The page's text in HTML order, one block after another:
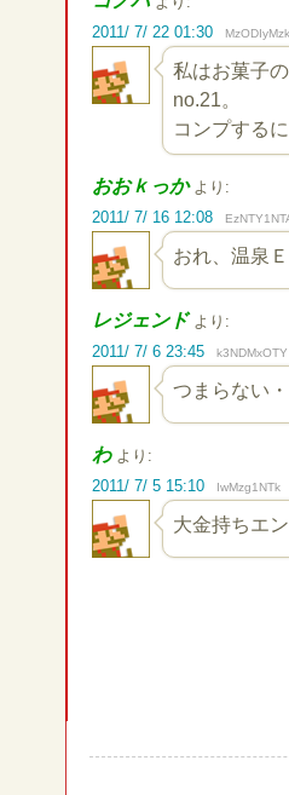
2011/ 7/ 22 01:30
MzODIyMzk
私はお菓子
no.21。
コンプする
おおｋっか より:
2011/ 7/ 16 12:08
おれ、温泉
レジェンド より:
2011/ 7/ 6 23:45
k3NDMxOTY
つまらない・
わ より:
2011/ 7/ 5 15:10
IwMzg1NTk
大金持ちエ